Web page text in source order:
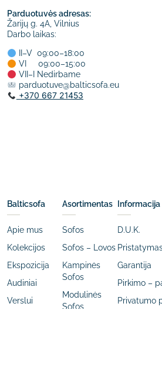
Parduotuvės adresas:
Žarijų g. 4A, Vilnius
Darbo laikas:
II–V 09:00–18:00
VI 09:00–15:00
VII–I Nedirbame
parduotuve@balticsofa.eu
+370 667 21453
Balticsofa
Apie mus
Kolekcijos
Ekspozicija
Audiniai
Verslui
Asortimentas
Sofos
Sofos – Lovos
Kampinės
Sofos
Modulinės
Sofos
Informacija
D.U.K.
Garantija
Pirkimo –
Privatumo